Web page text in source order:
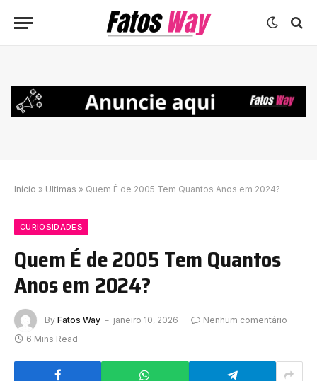
Início » Ultimas » Quem É de 2005 Tem Quantos Anos em 2024?
CURIOSIDADES
Quem É de 2005 Tem Quantos
Anos em 2024?
By Fatos Way janeiro 10, 2026
Nenhum comentário
6 Mins Read